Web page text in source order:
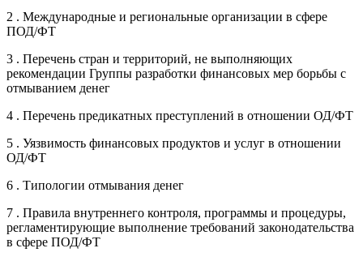
2 . Международные и региональные организации в сфере
ПОД/ФТ
3 . Перечень стран и территорий, не выполняющих
рекомендации Группы разработки финансовых мер борьбы с
отмыванием денег
4 . Перечень предикатных преступлений в отношении ОД/ФТ
5 . Уязвимость финансовых продуктов и услуг в отношении
ОД/ФТ
6 . Типологии отмывания денег
7 . Правила внутреннего контроля, программы и процедуры,
регламентирующие выполнение требований законодательства
в сфере ПОД/ФТ